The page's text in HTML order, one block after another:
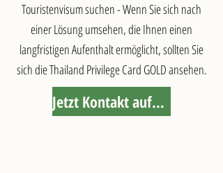
Touristenvisum suchen - Wenn Sie sich nach
einer Lösung umsehen, die Ihnen einen
langfristigen Aufenthalt ermöglicht, sollten Sie
sich die Thailand Privilege Card GOLD ansehen.
Jetzt Kontakt aufnehmen »